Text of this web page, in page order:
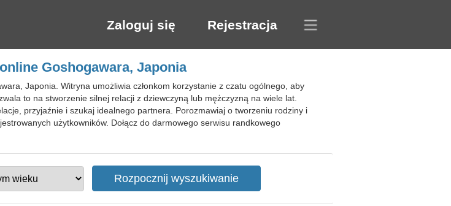
Zaloguj się Rejestracja
Goshogawara, Japonia
Japonia. Witryna umożliwia członkom korzystanie z czatu ogólnego, aby
to na stworzenie silnej relacji z dziewczyną lub mężczyzną na wiele lat.
przyjaźnie i szukaj idealnego partnera. Porozmawiaj o tworzeniu rodziny i
użytkowników. Dołącz do darmowego serwisu randkowego